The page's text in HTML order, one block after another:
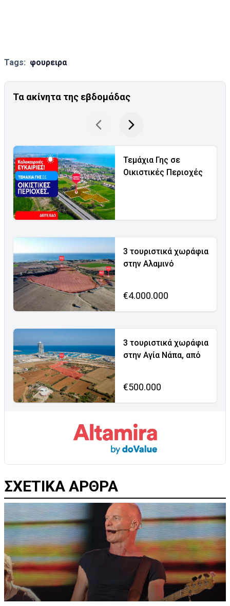
Tags: φουρειρα
Τα ακίνητα της εβδομάδας
Τεμάχια Γης σε
Οικιστικές Περιοχές
3 τουριστικά χωράφια
στην Αλαμινό
€4.000.000
3 τουριστικά χωράφια
στην Αγία Νάπα, από
€500.000
ΣΧΕΤΙΚΑ ΑΡΘΡΑ